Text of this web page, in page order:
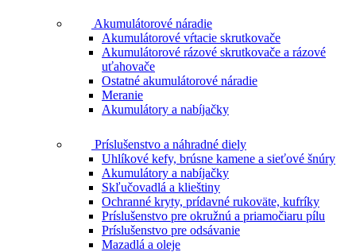
Akumulátorové náradie
Akumulátorové vŕtacie skrutkovače
Akumulátorové rázové skrutkovače a rázové
uťahovače
Ostatné akumulátorové náradie
Meranie
Akumulátory a nabíjačky
Príslušenstvo a náhradné diely
Uhlíkové kefy, brúsne kamene a sieťové šnúry
Akumulátory a nabíjačky
Skľučovadlá a klieštiny
Ochranné kryty, prídavné rukoväte, kufríky
Príslušenstvo pre okružnú a priamočiaru pílu
Príslušenstvo pre odsávanie
Mazadlá a oleje